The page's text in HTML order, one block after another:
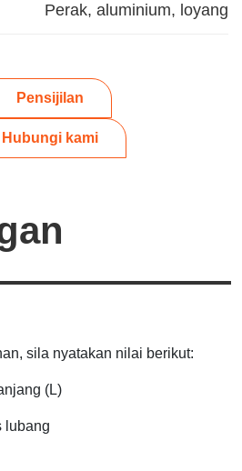
Perak, aluminium, loyang
Pensijilan
Hubungi kami
sila nyatakan nilai berikut:
(L)
lubang